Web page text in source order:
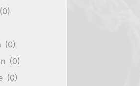
(0)
(0)
(0)
(0)